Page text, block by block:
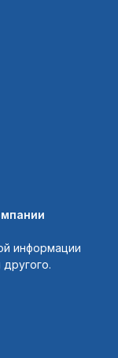
информации